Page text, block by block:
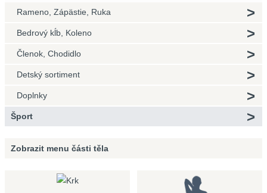
Rameno, Zápästie, Ruka
Bedrový kĺb, Koleno
Členok, Chodidlo
Detský sortiment
Doplnky
Šport
Zobrazit menu části těla